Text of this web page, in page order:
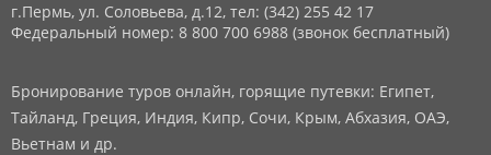
г.Пермь, ул. Соловьева, д.12, тел: (342) 255 42 17
Федеральный номер: 8 800 700 6988 (звонок бесплатный)
Бронирование туров онлайн, горящие путевки: Египет,
Тайланд, Греция, Индия, Кипр, Сочи, Крым, Абхазия, ОАЭ,
Вьетнам и др.